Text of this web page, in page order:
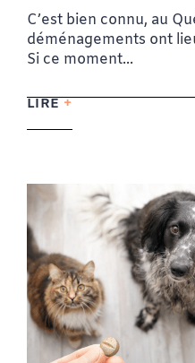
C’est bien connu, au
déménagements ont
Si ce moment...
LIRE